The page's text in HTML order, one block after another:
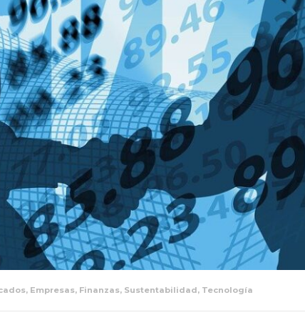
, Empresas, Finanzas, Sustentabilidad, Tecnología